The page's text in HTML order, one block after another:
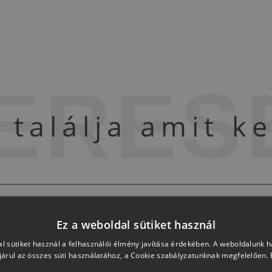
találja amit
Ez a weboldal sütiket használ
sütiket használ a felhasználói élmény javítása érdekében. A weboldalunk
az összes süti használatához, a Cookie szabályzatunknak megfelelően.